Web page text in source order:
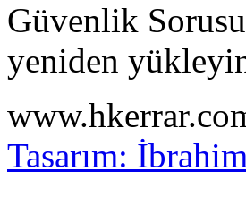
Güvenlik Sorusu
yeniden
Tasarım: